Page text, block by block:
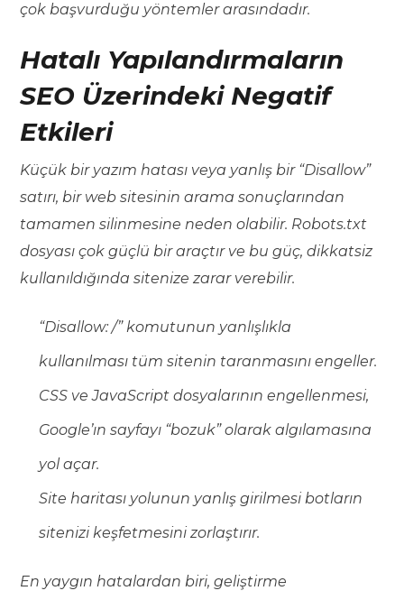
çok başvurduğu yöntemler arasındadır.
Hatalı Yapılandırmaların
SEO Üzerindeki Negatif
Etkileri
Küçük bir yazım hatası veya yanlış bir “Disallow”
satırı, bir web sitesinin arama sonuçlarından
tamamen silinmesine neden olabilir. Robots.txt
dosyası çok güçlü bir araçtır ve bu güç, dikkatsiz
kullanıldığında sitenize zarar verebilir.
“Disallow: /” komutunun yanlışlıkla
kullanılması tüm sitenin taranmasını engeller.
CSS ve JavaScript dosyalarının engellenmesi,
Google’ın sayfayı “bozuk” olarak algılamasına
yol açar.
Site haritası yolunun yanlış girilmesi botların
sitenizi keşfetmesini zorlaştırır.
En yaygın hatalardan biri, geliştirme